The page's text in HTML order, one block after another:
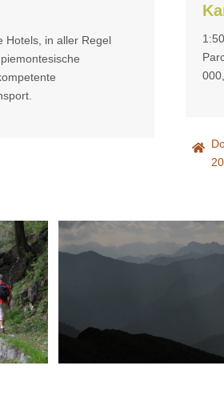
Hotels, in aller Regel